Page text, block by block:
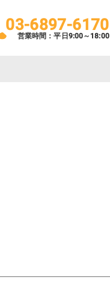
03-6897-6170
営業時間：平日9:00～18:00